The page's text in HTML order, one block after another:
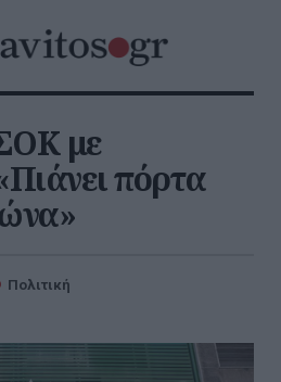
με
πόρτα
Πολιτική